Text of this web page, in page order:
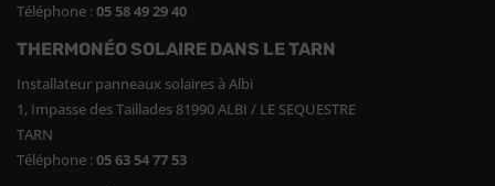
Téléphone :05 58 49 29 40
THERMONÉO SOLAIRE DANS LE TARN
Installateur panneaux solaires à Albi
1, Impasse des Taillades 81990 ALBI / LE SEQUESTRE
TARN
Téléphone :05 63 54 77 53